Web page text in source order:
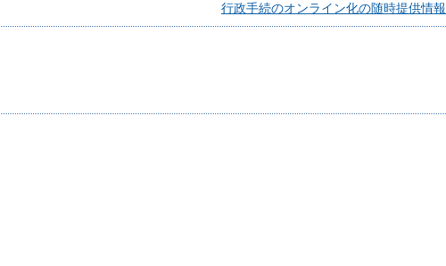
行政手続のオンライン化の随時提供情報